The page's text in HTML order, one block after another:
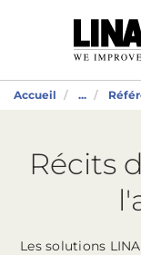
Accueil ...
Récits
Les solutions